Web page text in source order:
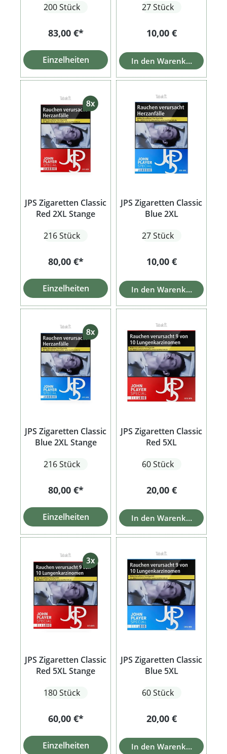
200 Stück
83,00 €*
Einzelheiten
27 Stück
Regulärer Preis:
10,00 €
In den Warenkorb
JPS Zigaretten Classic
Red 2XL Stange
216 Stück
80,00 €*
Einzelheiten
JPS Zigaretten Classic
Blue 2XL
27 Stück
Regulärer Preis:
10,00 €
In den Warenkorb
JPS Zigaretten Classic
Blue 2XL Stange
216 Stück
80,00 €*
Einzelheiten
JPS Zigaretten Classic
Red 5XL
60 Stück
Regulärer Preis:
20,00 €
In den Warenkorb
JPS Zigaretten Classic
Red 5XL Stange
180 Stück
60,00 €*
Einzelheiten
JPS Zigaretten Classic
Blue 5XL
60 Stück
Regulärer Preis:
20,00 €
In den Warenkorb